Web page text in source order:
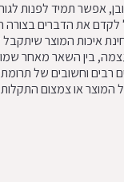
אפשר תמיד לפנות
לקדם את הדברים בצורה
איכות המוצר
בין השאר מאחר
רבים וחשובים של
המוצר או צמצום התקלות